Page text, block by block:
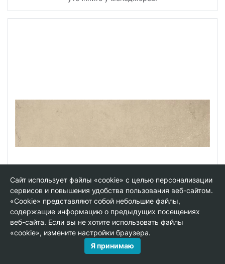
SG211500R/2 Подступенок Дайсен бежевый
обрезной 60x14,5
Сайт использует файлы «cookie» с целью персонализации
сервисов и повышения удобства пользования веб-сайтом.
«Cookie» представляют собой небольшие файлы,
содержащие информацию о предыдущих посещениях
веб-сайта. Если вы не хотите использовать файлы
«cookie», измените настройки браузера.
Я принимаю